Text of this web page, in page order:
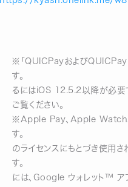
※「QUICPayおよびQUICPay
す。
るにはiOS 12.5.2以降が必要
ご
※Apple Pay、Apple Watch
す。
のライセンスにもとづき使用さ
す。
には、Google ウォレット™ ア